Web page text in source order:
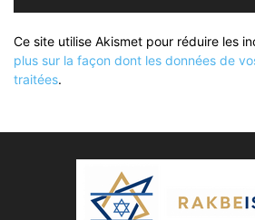
Ce site utilise Akismet pour réduire les
plus sur la façon dont les données de
traitées.